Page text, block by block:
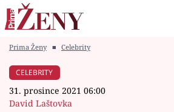
Módní alarm
Prima Ženy ■ Celebrity
CELEBRITY
31. prosince 2021 06:00
David Laštovka